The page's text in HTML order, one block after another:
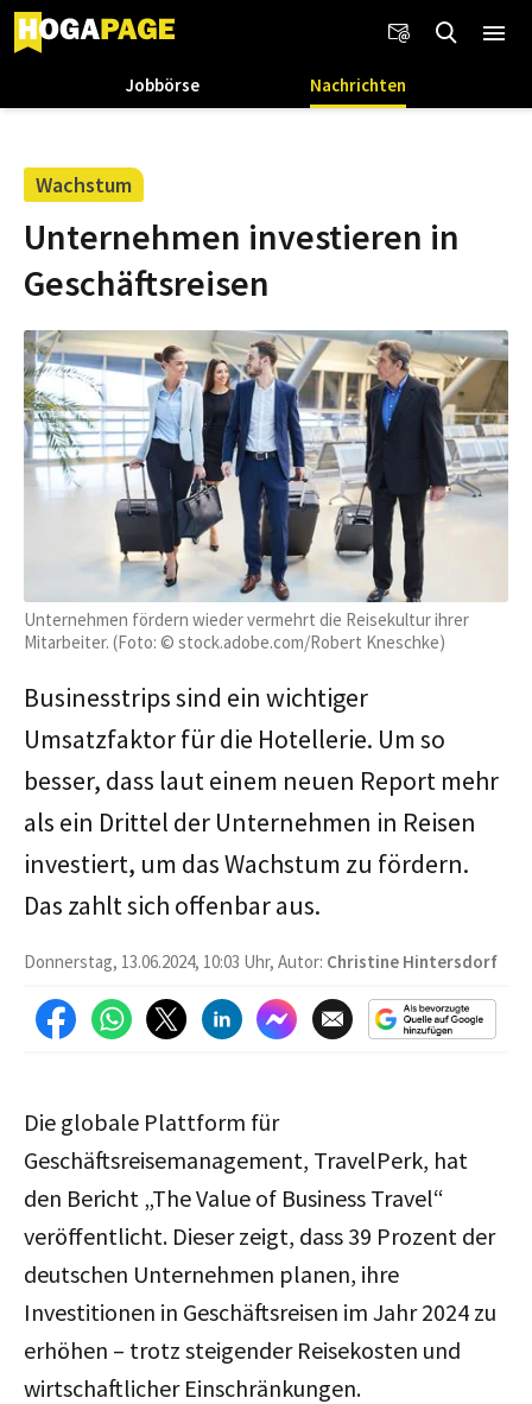
Jobbörse Nachrichten
Wachstum
Unternehmen investieren in
Geschäftsreisen
Unternehmen fördern wieder vermehrt die Reisekultur ihrer
Mitarbeiter. (Foto: © stock.adobe.com/Robert Kneschke)
Businesstrips sind ein wichtiger
Umsatzfaktor für die Hotellerie. Um so
besser, dass laut einem neuen Report mehr
als ein Drittel der Unternehmen in Reisen
investiert, um das Wachstum zu fördern.
Das zahlt sich offenbar aus.
Donnerstag, 13.06.2024, 10:03 Uhr, Autor: Christine Hintersdorf
Die globale Plattform für
Geschäftsreisemanagement, TravelPerk, hat
den Bericht „The Value of Business Travel“
veröffentlicht. Dieser zeigt, dass 39 Prozent der
deutschen Unternehmen planen, ihre
Investitionen in Geschäftsreisen im Jahr 2024 zu
erhöhen – trotz steigender Reisekosten und
wirtschaftlicher Einschränkungen.